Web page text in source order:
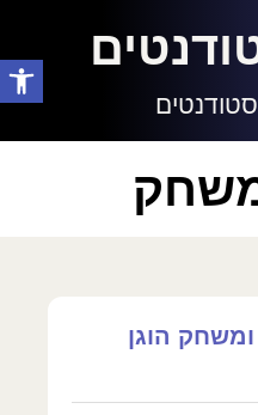
פתח
הוגן